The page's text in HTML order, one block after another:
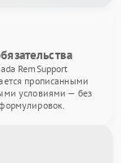
RemSupport
прописанными
условиями — без